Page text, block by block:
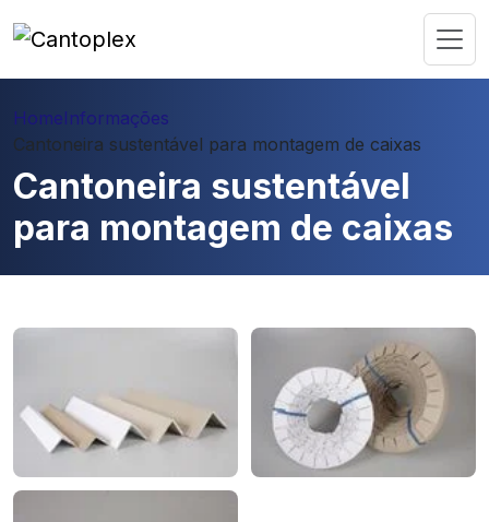
HomeInformações
Cantoneira sustentável para montagem de caixas
Cantoneira sustentável
para montagem de caixas